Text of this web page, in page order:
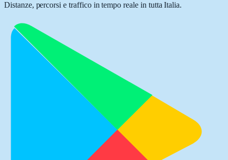
Distanze, percorsi e traffico in tempo reale in tutta Italia.